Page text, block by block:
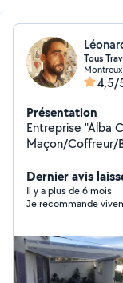
Tous
4,5/
Présentation
Entreprise "Alba
Maçon/Coffreur/
vous propose
travaux Intérieur/
pas à me
demandes... PS: "Auto-entrepreneur" mais pas voleur, à
Dernier avis
Il y a plus de 6 mois
Je recommande